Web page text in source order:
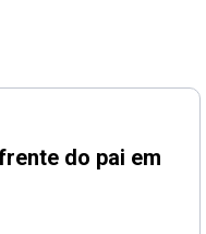
do pai em